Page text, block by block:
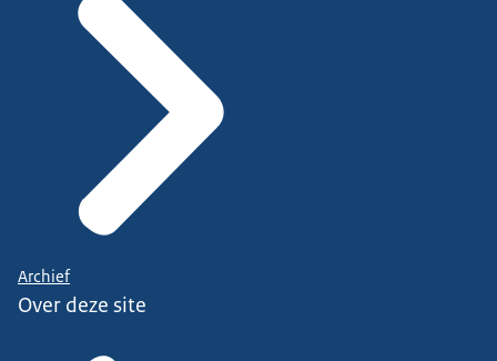
Archief
Over deze site